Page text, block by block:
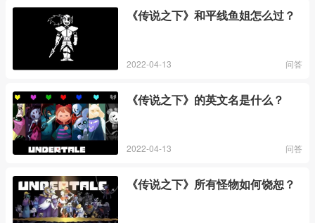
《传说之下》和平线鱼姐怎么过？
2022-04-13 问答
《传说之下》的英文名是什么？
2022-04-13 问答
《传说之下》所有怪物如何饶恕？